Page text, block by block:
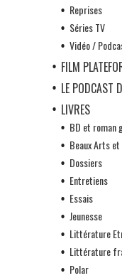
Reprises
Séries TV
Vidéo /
FILM
LE PODCAST
LIVRES
BD et roman
Beaux Arts
Dossiers
Entretiens
Essais
Jeunesse
Littérature
Littérature
Polar